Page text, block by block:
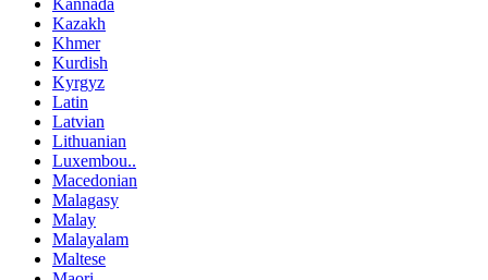
Kazakh
Khmer
Kurdish
Kyrgyz
Latin
Latvian
Lithuanian
Luxembou..
Macedonian
Malagasy
Malay
Malayalam
Maltese